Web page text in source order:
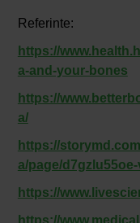
Referinte:
https://
a-and-your-bones
https://
a/
https://
a/page/
https://